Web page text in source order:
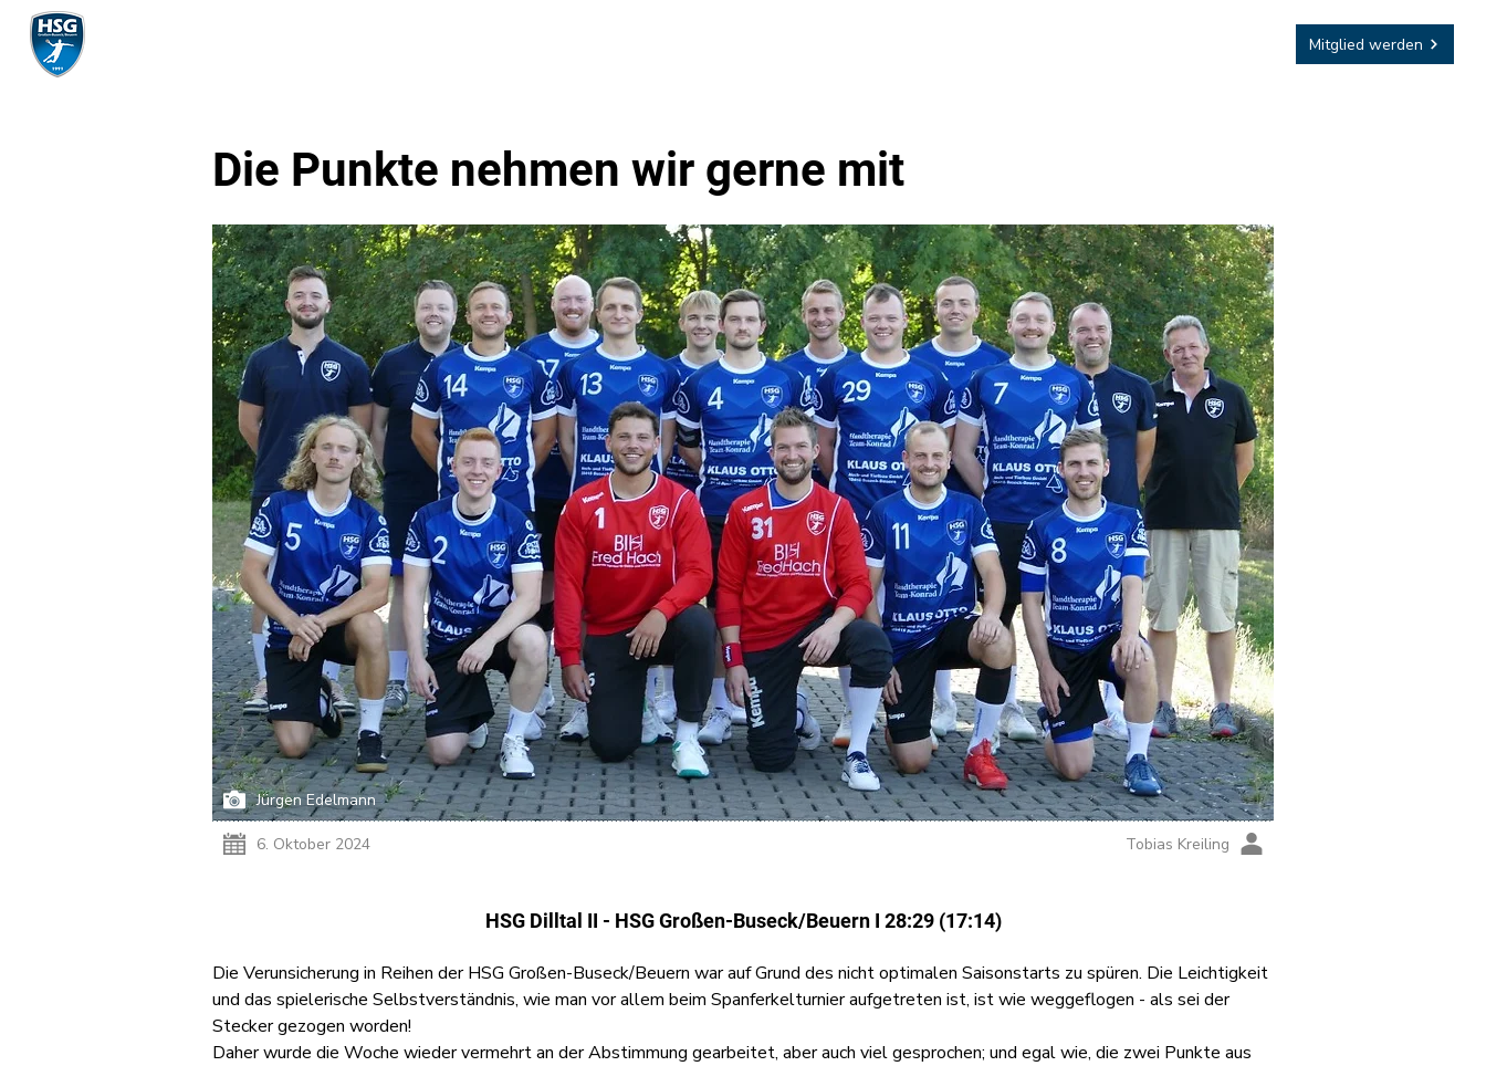
Mitglied werden
Die Punkte nehmen wir gerne mit
Jürgen Edelmann
6. Oktober 2024 Tobias Kreiling
HSG Dilltal II - HSG Großen-Buseck/Beuern I 28:29 (17:14)
Die Verunsicherung in Reihen der HSG Großen-Buseck/Beuern war auf Grund des nicht optimalen Saisonstarts zu spüren. Die Leichtigkeit
und das spielerische Selbstverständnis, wie man vor allem beim Spanferkelturnier aufgetreten ist, ist wie weggeflogen - als sei der
Stecker gezogen worden!
Daher wurde die Woche wieder vermehrt an der Abstimmung gearbeitet, aber auch viel gesprochen; und egal wie, die zwei Punkte aus